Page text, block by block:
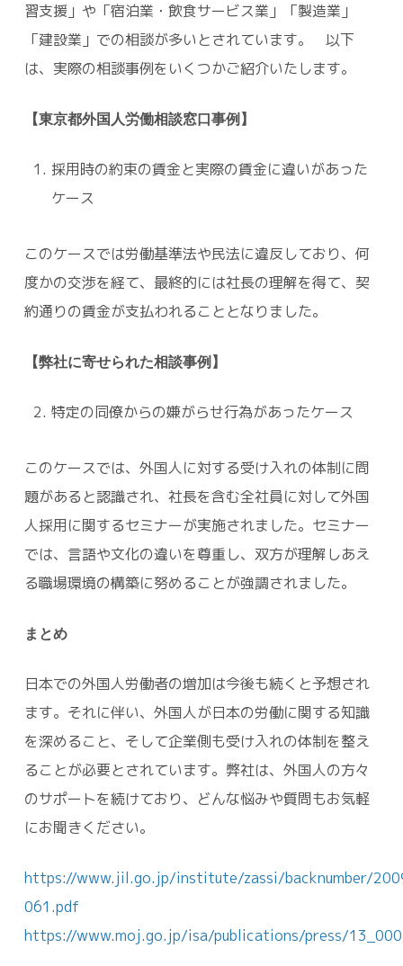
習支援」や「宿泊業・飲食サービス業」「製造業」
「建設業」での相談が多いとされています。 以下
は、実際の相談事例をいくつかご紹介いたします。
【東京都外国人労働相談窓口事例】
採用時の約束の賃金と実際の賃金に違いがあった
ケース
このケースでは労働基準法や民法に違反しており、何
度かの交渉を経て、最終的には社長の理解を得て、契
約通りの賃金が支払われることとなりました。
【弊社に寄せられた相談事例】
特定の同僚からの嫌がらせ行為があったケース
このケースでは、外国人に対する受け入れの体制に問
題があると認識され、社長を含む全社員に対して外国
人採用に関するセミナーが実施されました。セミナー
では、言語や文化の違いを尊重し、双方が理解しあえ
る職場環境の構築に努めることが強調されました。
まとめ
日本での外国人労働者の増加は今後も続くと予想され
ます。それに伴い、外国人が日本の労働に関する知識
を深めること、そして企業側も受け入れの体制を整え
ることが必要とされています。弊社は、外国人の方々
のサポートを続けており、どんな悩みや質問もお気軽
にお聞きください。
https://www.jil.go.jp/institute/zassi/backnumber/
061.pdf
https://www.moj.go.jp/isa/publications/press/